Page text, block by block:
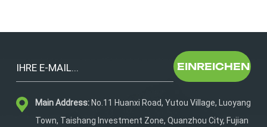
zugelassene
Netzstoff ist
65 Standard. Außerdem
ist es durch den
EINREICHEN
Main Address:No.11 Huanxi Road, Yutou Village, Luoyang
Town, Taishang Investment Zone, Quanzhou City, Fujian